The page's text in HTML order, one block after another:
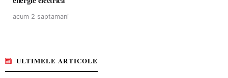
acum 2 saptamani
ULTIMELE ARTICOLE